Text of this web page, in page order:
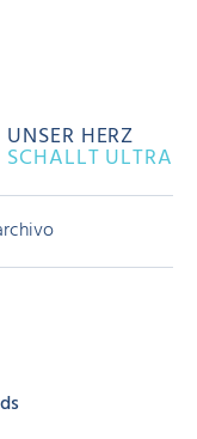
UNSER HERZ
SCHALLT ULTRA